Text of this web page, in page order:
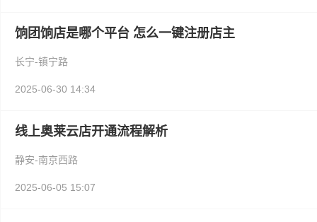
饷团饷店是哪个平台 怎么一键注册店主
长宁-镇宁路
2025-06-30 14:34
线上奥莱云店开通流程解析
静安-南京西路
2025-06-05 15:07